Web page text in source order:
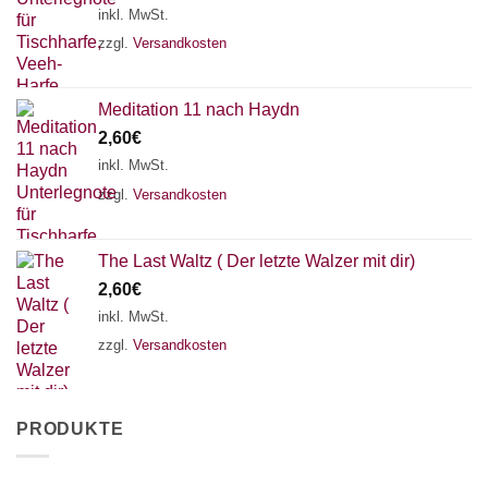
inkl. MwSt.
zzgl. Versandkosten
Meditation 11 nach Haydn
2,60€
inkl. MwSt.
zzgl. Versandkosten
The Last Waltz ( Der letzte Walzer mit dir)
2,60€
inkl. MwSt.
zzgl. Versandkosten
PRODUKTE